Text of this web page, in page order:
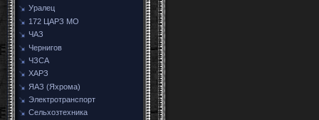
Уралец
172 ЦАРЗ МО
ЧАЗ
Чернигов
ЧЗСА
ХАРЗ
ЯАЗ (Яхрома)
Электротранспорт
Сельхозтехника